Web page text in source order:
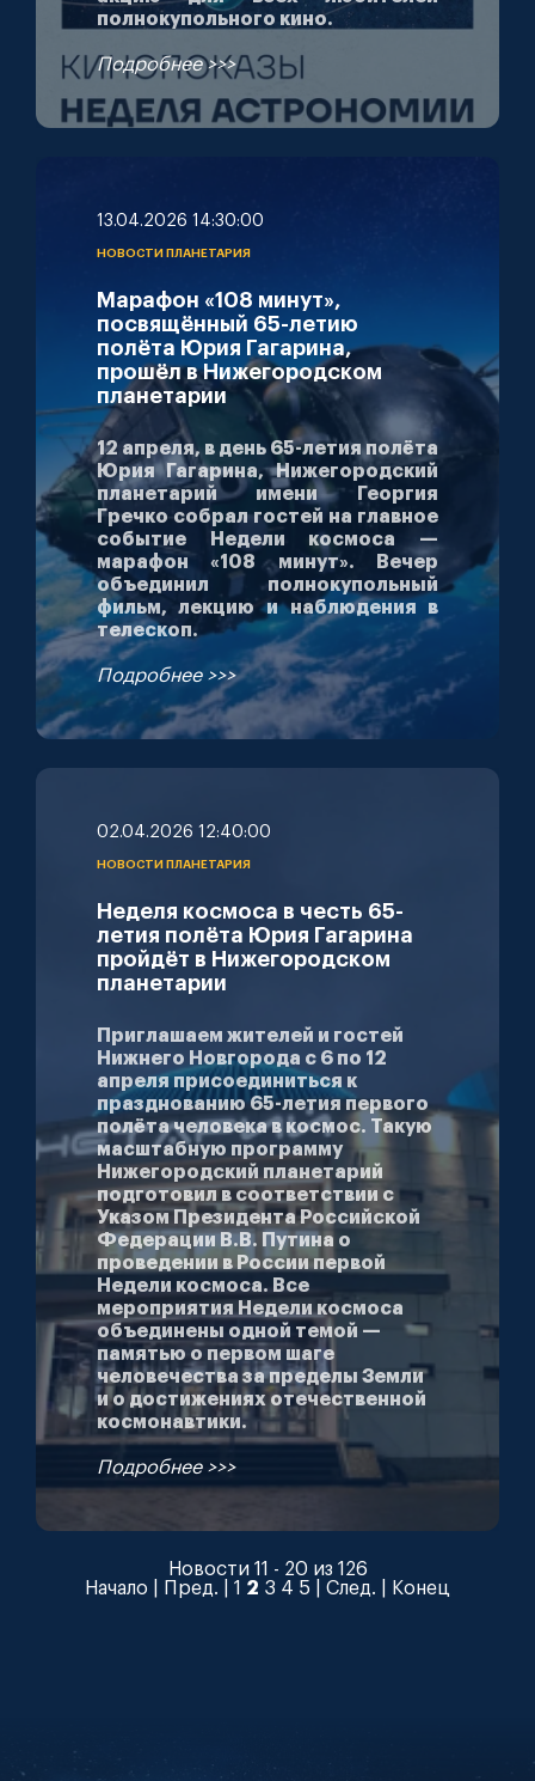
полнокупольного кино.
Подробнее >>>
13.04.2026 14:30:00
НОВОСТИ ПЛАНЕТАРИЯ
Марафон «108 минут»,
посвящённый 65-летию
полёта Юрия Гагарина,
прошёл в Нижегородском
планетарии
12 апреля, в день 65-летия полёта
Юрия Гагарина, Нижегородский
планетарий имени Георгия
Гречко собрал гостей на главное
событие Недели космоса —
марафон «108 минут». Вечер
объединил полнокупольный
фильм, лекцию и наблюдения в
телескоп.
Подробнее >>>
02.04.2026 12:40:00
НОВОСТИ ПЛАНЕТАРИЯ
Неделя космоса в честь 65-
летия полёта Юрия Гагарина
пройдёт в Нижегородском
планетарии
Приглашаем жителей и гостей
Нижнего Новгорода с 6 по 12
апреля присоединиться к
празднованию 65-летия первого
полёта человека в космос. Такую
масштабную программу
Нижегородский планетарий
подготовил в соответствии с
Указом Президента Российской
Федерации В.В. Путина о
проведении в России первой
Недели космоса. Все
мероприятия Недели космоса
объединены одной темой —
памятью о первом шаге
человечества за пределы Земли
и о достижениях отечественной
космонавтики.
Подробнее >>>
Новости 11 - 20 из 126
Начало
Пред. 1 2 3 4 5 След. Конец